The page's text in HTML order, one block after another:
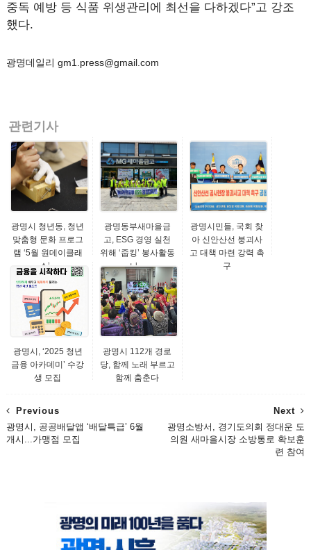
중독 예방 등 식품 위생관리에 최선을 다하겠다”고 강조
했다.
광명데일리 gm1.press@gmail.com
관련기사
광명시 청년동, 청년
맞춤형 문화 프로그
램 ‘5월 원데이클래
스’...
광명동부새마을금
고, ESG 경영 실천
위해 ‘줍킹’ 봉사활동
나...
광명시민들, 국회 찾
아 신안산선 붕괴사
고 대책 마련 강력 촉
구
광명시, ‘2025 청년
금융 아카데미’ 수강
생 모집
광명시 112개 경로
당, 함께 노래 부르고
함께 춤춘다
Next
광명소방서, 경기도의회 정대운 도
의원 새마을시장 소방통로 확보훈
련 참여
Previous
광명시, 공공배달앱 ‘배달특급’ 6월
개시...가맹점 모집